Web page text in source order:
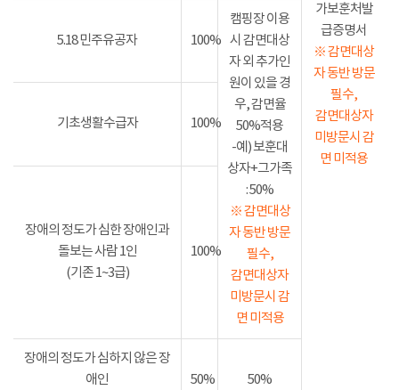
가보훈처발
급증명서
※ 감면대상
자 동반 방문
필수,
감면대상자
미방문시 감
면 미적용
5.18 민주유공자 100%
캠핑장 이용
시 감면대상
자 외 추가인
원이 있을 경
우, 감면율
50%적용
-예) 보훈대
상자+그가족
: 50%
※ 감면대상
자 동반 방문
필수,
감면대상자
미방문시 감
면 미적용
기초생활수급자 100%
장애의 정도가 심한 장애인과
돌보는 사람 1인
(기존 1~3급)
100%
장애의 정도가 심하지 않은 장
애인
50% 50%